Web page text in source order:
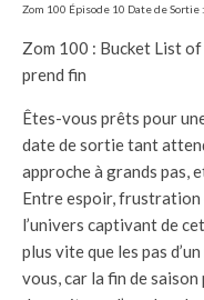
Zom 100 Épisode 10 Date de
Zom 100 : Bucket List
prend fin
Êtes-vous prêts pour
date de sortie tant
approche à grands pas,
Entre espoir,
l’univers captivant de
plus vite que les pas
vous, car la fin de